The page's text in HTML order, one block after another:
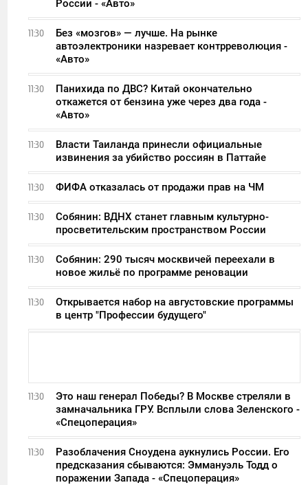
России - «Авто»
11:30
Без «мозгов» — лучше. На рынке
автоэлектроники назревает контрреволюция -
«Авто»
11:30
Панихида по ДВС? Китай окончательно
откажется от бензина уже через два года -
«Авто»
11:30
Власти Таиланда принесли официальные
извинения за убийство россиян в Паттайе
11:30 ФИФА отказалась от продажи прав на ЧМ
11:30
Собянин: ВДНХ станет главным культурно-
просветительским пространством России
11:30
Собянин: 290 тысяч москвичей переехали в
новое жильё по программе реновации
11:30
Открывается набор на августовские программы
в центр "Профессии будущего"
11:30
Это наш генерал Победы? В Москве стреляли в
замначальника ГРУ. Всплыли слова Зеленского -
«Спецоперация»
11:30
Разоблачения Сноудена аукнулись России. Его
предсказания сбываются: Эммануэль Тодд о
поражении Запада - «Спецоперация»